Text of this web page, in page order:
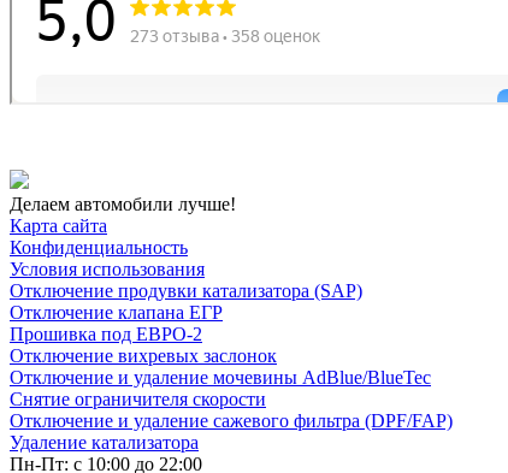
Делаем автомобили лучше!
Карта сайта
Конфиденциальность
Условия использования
Отключение продувки катализатора (SAP)
Отключение клапана ЕГР
Прошивка под ЕВРО-2
Отключение вихревых заслонок
Отключение и удаление мочевины AdBlue/BlueTec
Снятие ограничителя скорости
Отключение и удаление сажевого фильтра (DPF/FAP)
Удаление катализатора
Пн-Пт: с 10:00 до 22:00